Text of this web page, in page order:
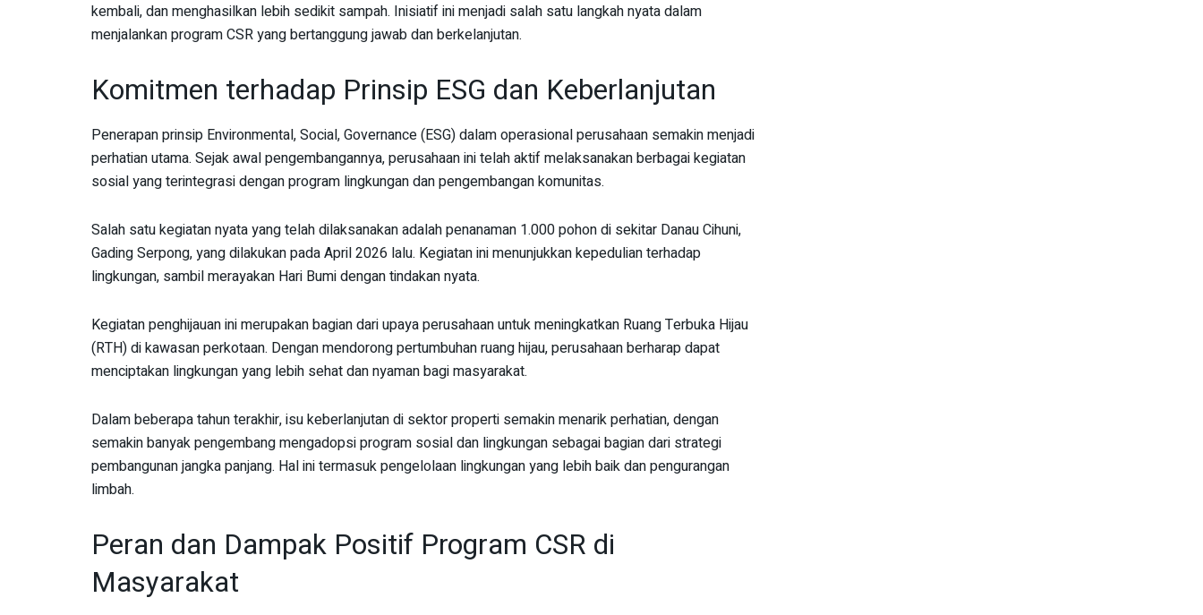
kembali, dan menghasilkan lebih sedikit sampah. Inisiatif ini menjadi salah satu langkah nyata dalam
menjalankan program CSR yang bertanggung jawab dan berkelanjutan.
Komitmen terhadap Prinsip ESG dan Keberlanjutan
Penerapan prinsip Environmental, Social, Governance (ESG) dalam operasional perusahaan semakin menjadi
perhatian utama. Sejak awal pengembangannya, perusahaan ini telah aktif melaksanakan berbagai kegiatan
sosial yang terintegrasi dengan program lingkungan dan pengembangan komunitas.
Salah satu kegiatan nyata yang telah dilaksanakan adalah penanaman 1.000 pohon di sekitar Danau Cihuni,
Gading Serpong, yang dilakukan pada April 2026 lalu. Kegiatan ini menunjukkan kepedulian terhadap
lingkungan, sambil merayakan Hari Bumi dengan tindakan nyata.
Kegiatan penghijauan ini merupakan bagian dari upaya perusahaan untuk meningkatkan Ruang Terbuka Hijau
(RTH) di kawasan perkotaan. Dengan mendorong pertumbuhan ruang hijau, perusahaan berharap dapat
menciptakan lingkungan yang lebih sehat dan nyaman bagi masyarakat.
Dalam beberapa tahun terakhir, isu keberlanjutan di sektor properti semakin menarik perhatian, dengan
semakin banyak pengembang mengadopsi program sosial dan lingkungan sebagai bagian dari strategi
pembangunan jangka panjang. Hal ini termasuk pengelolaan lingkungan yang lebih baik dan pengurangan
limbah.
Peran dan Dampak Positif Program CSR di
Masyarakat